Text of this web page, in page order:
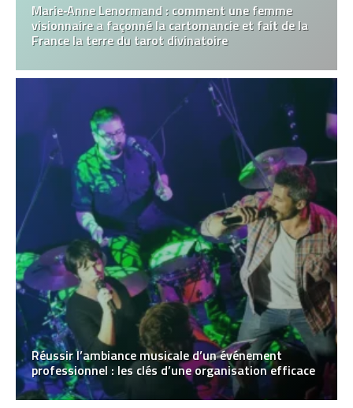
Marie‑Anne Lenormand : comment une femme
visionnaire a façonné la cartomancie et fait de la
France la terre du tarot divinatoire
Réussir l’ambiance musicale d’un événement
professionnel : les clés d’une organisation efficace